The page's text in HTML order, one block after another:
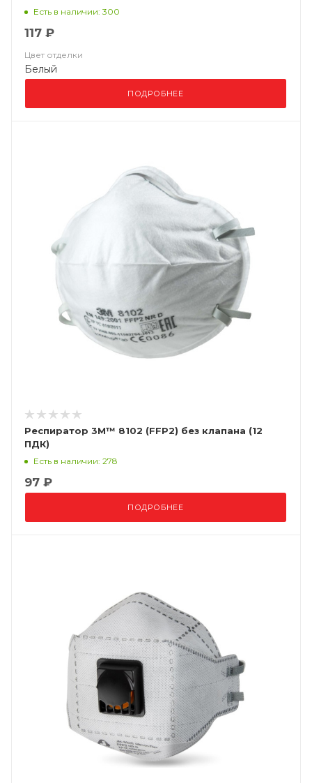
ВМ 8132 FFP3 NR D
Есть в наличии: 300
117 ₽
Цвет отделки
Белый
ПОДРОБНЕЕ
Респиратор 3М™ 8102 (FFP2) без клапана (12
ПДК)
Есть в наличии: 278
97 ₽
ПОДРОБНЕЕ